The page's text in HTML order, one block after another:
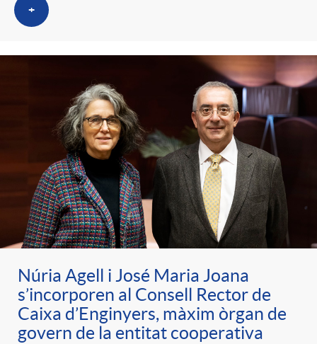
+
Núria Agell i José Maria Joana
s’incorporen al Consell Rector de
Caixa d’Enginyers, màxim òrgan de
govern de la entitat cooperativa